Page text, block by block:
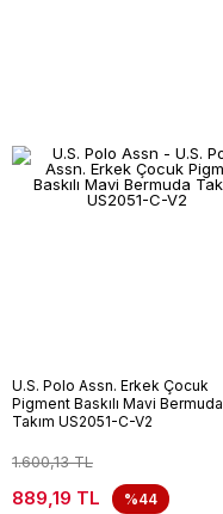
U.S. Polo Assn. Erkek Çocuk
Pigment Baskılı Mavi Bermuda
Takım US2051-C-V2
1.600,13 TL
889,19 TL %44